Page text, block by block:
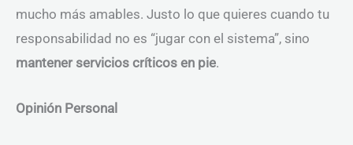
mucho más amables. Justo lo que quieres cuando tu
responsabilidad no es “jugar con el sistema”, sino
mantener servicios críticos en pie.
Opinión Personal